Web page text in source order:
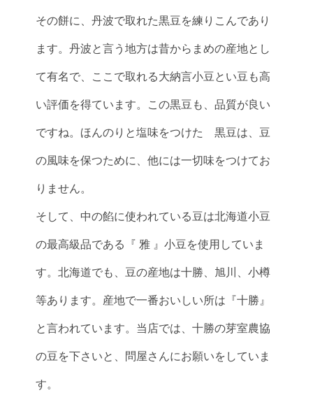
その餅に、丹波で取れた黒豆を練りこんであり
ます。丹波と言う地方は昔からまめの産地とし
て有名で、ここで取れる大納言小豆とい豆も高
い評価を得ています。この黒豆も、品質が良い
ですね。ほんのりと塩味をつけた 黒豆は、豆
の風味を保つために、他には一切味をつけてお
りません。
そして、中の餡に使われている豆は北海道小豆
の最高級品である『 雅 』小豆を使用していま
す。北海道でも、豆の産地は十勝、旭川、小樽
等あります。産地で一番おいしい所は『十勝』
と言われています。当店では、十勝の芽室農協
の豆を下さいと、問屋さんにお願いをしていま
す。